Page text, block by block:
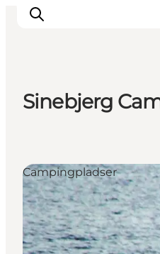
Aktiviteter
Overnatting
Planlegg reisen
Sinebjerg
Campingpladser